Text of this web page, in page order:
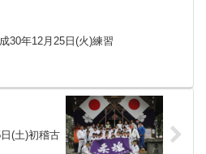
30年12月25日(火)練習
(土)初稽古